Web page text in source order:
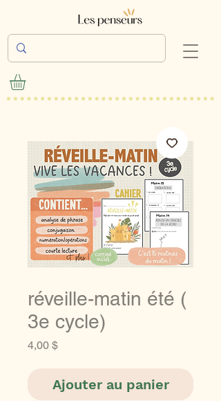
réveille-matin été (
3e cycle)
4,00 $Prix
Ajouter au panier